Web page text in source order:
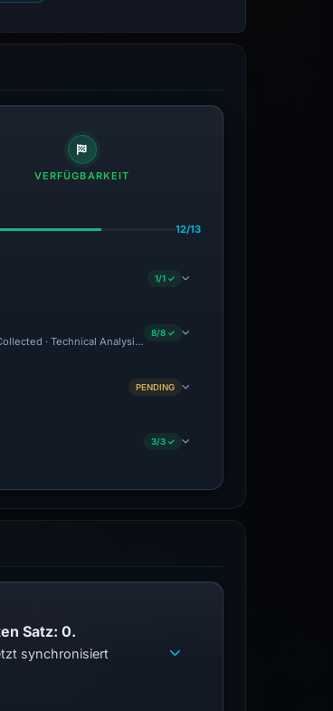
VERFÜGBARKEIT
12/13
1/1 ✓
· Technical Analysis Recorded
8/8 ✓
PENDING
3/3 ✓
Satz: 0.
synchronisiert